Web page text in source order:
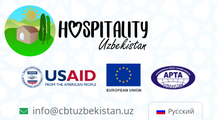
info@cbtuzbekistan.uz
Русский